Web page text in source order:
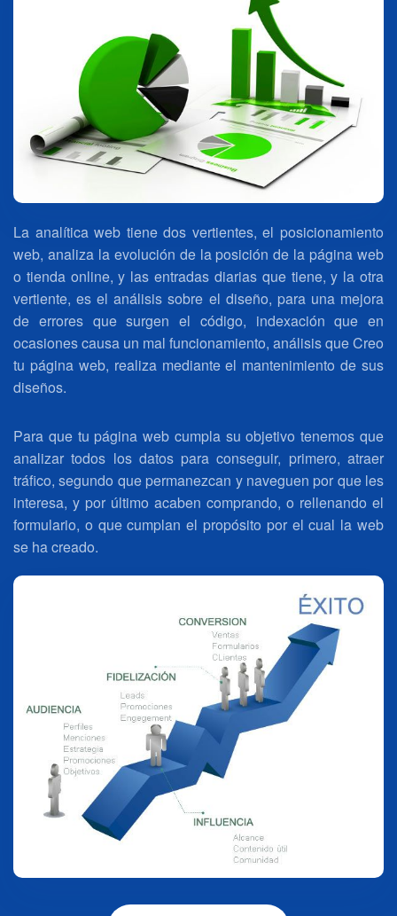
La analítica web tiene dos vertientes, el posicionamiento
web, analiza la evolución de la posición de la página web
o tienda online, y las entradas diarias que tiene, y la otra
vertiente, es el análisis sobre el diseño, para una mejora
de errores que surgen el código, indexación que en
ocasiones causa un mal funcionamiento, análisis que Creo
tu página web, realiza mediante el mantenimiento de sus
diseños.
Para que tu página web cumpla su objetivo tenemos que
analizar todos los datos para conseguir, primero, atraer
tráfico, segundo que permanezcan y naveguen por que les
interesa, y por último acaben comprando, o rellenando el
formulario, o que cumplan el propósito por el cual la web
se ha creado.